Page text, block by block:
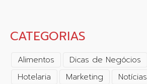
CATEGORIAS
Alimentos Dicas de Negócios
Hotelaria
Marketing
Notícias